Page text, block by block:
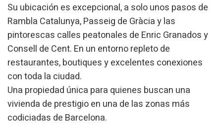
Su ubicación es excepcional, a solo unos pasos de
Rambla Catalunya, Passeig de Gràcia y las
pintorescas calles peatonales de Enric Granados y
Consell de Cent. En un entorno repleto de
restaurantes, boutiques y excelentes conexiones
con toda la ciudad.
Una propiedad única para quienes buscan una
vivienda de prestigio en una de las zonas más
codiciadas de Barcelona.
Permiten realizar el seguimiento y análisis del
información recogida mediante este tipo de cookies se
utiliza en la medición de la actividad de la web para la
elaboración de perfiles de navegación de los usuarios con
el fin de introducir mejoras en función del análisis de los
datos de uso que hacen los usuarios del servicio. Permiten
guardar la información de preferencia del usuario para
mejor experiencia a través de productos recomendados.
Marketing y publicidad
Estas cookies son utilizadas para almacenar información